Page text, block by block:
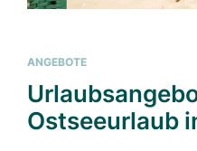
ANGEBOTE
Ostseeurlaub